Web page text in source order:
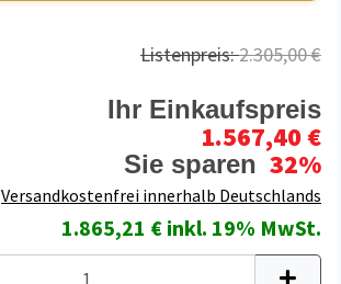
Listenpreis:2.305,00 €
Ihr Einkaufspreis
1.567,40 €
Sie sparen 32%
Versandkostenfrei innerhalb Deutschlands
1.865,21 € inkl. 19% MwSt.